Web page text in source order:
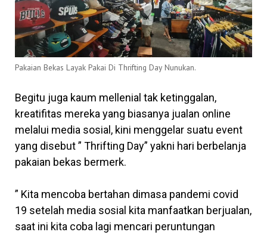
Pakaian Bekas Layak Pakai Di Thrifting Day Nunukan.
Begitu juga kaum mellenial tak ketinggalan,
kreatifitas mereka yang biasanya jualan online
melalui media sosial, kini menggelar suatu event
yang disebut ” Thrifting Day” yakni hari berbelanja
pakaian bekas bermerk.
” Kita mencoba bertahan dimasa pandemi covid
19 setelah media sosial kita manfaatkan berjualan,
saat ini kita coba lagi mencari peruntungan